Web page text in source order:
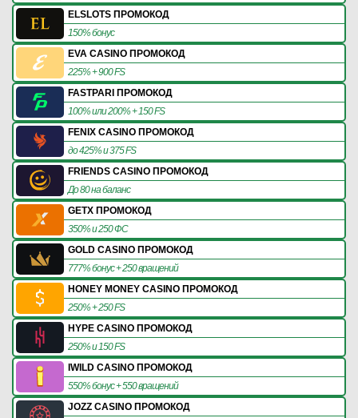
ELSLOTS ПРОМОКОД
150% бонус
EVA CASINO ПРОМОКОД
225% + 900 FS
FASTPARI ПРОМОКОД
100% или 200% + 150 FS
FENIX CASINO ПРОМОКОД
до 425% и 375 FS
FRIENDS CASINO ПРОМОКОД
До 80 на баланс
GETX ПРОМОКОД
350% и 250 ФС
GOLD CASINO ПРОМОКОД
777% бонус + 250 вращений
HONEY MONEY CASINO ПРОМОКОД
250% + 250 FS
HYPE CASINO ПРОМОКОД
250% и 150 FS
IWILD CASINO ПРОМОКОД
550% бонус + 550 вращений
JOZZ CASINO ПРОМОКОД